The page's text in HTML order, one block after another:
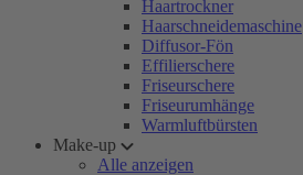
Haartrockner
Haarschneidemaschine
Diffusor-Fön
Effilierschere
Friseurschere
Friseurumhänge
Warmluftbürsten
Make-up
Alle anzeigen